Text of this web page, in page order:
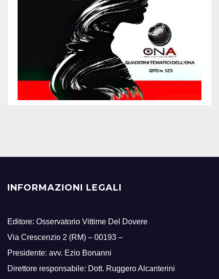
INFORMAZIONI LEGALI
Editore: Osservatorio Vittime Del Dovere
Via Crescenzio 2 (RM) – 00193 –
Presidente: avv. Ezio Bonanni
Direttore responsabile: Dott. Ruggero Alcanterini